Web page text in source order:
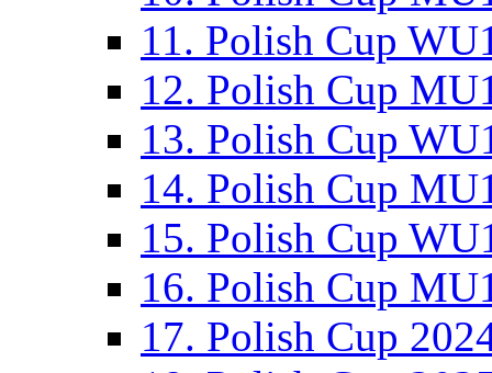
11. Polish Cup
12. Polish Cup
13. Polish Cup
14. Polish Cup
15. Polish Cup
16. Polish Cup
17. Polish Cup